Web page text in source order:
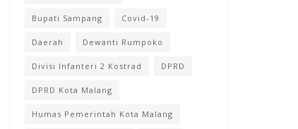
Bupati Sampang Covid-19
Daerah Dewanti Rumpoko
Divisi Infanteri 2 Kostrad DPRD
DPRD Kota Malang
Humas Pemerintah Kota Malang